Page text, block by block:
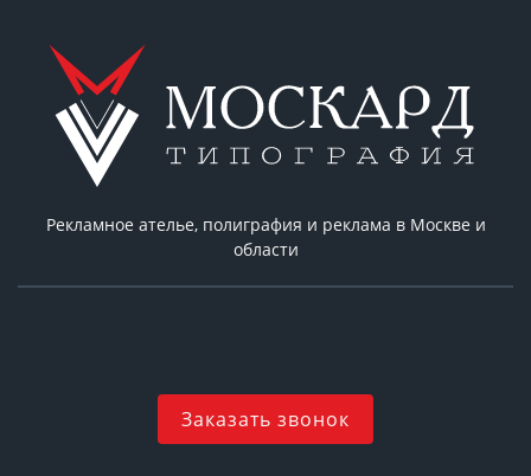
Рекламное ателье, полиграфия и реклама в Москве и
области
Заказать звонок